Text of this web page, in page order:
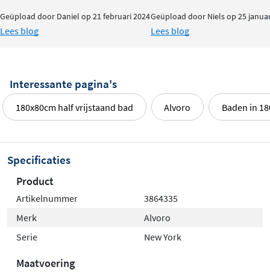
Geüpload door Daniel op 21 februari 2024
Lees blog
Geüpload door Niels op 25
Lees blog
Interessante pagina's
180x80cm half vrijstaand bad Alvoro Baden in
Specificaties
Product
Artikelnummer
3864335
Merk
Alvoro
Serie
New York
Maatvoering